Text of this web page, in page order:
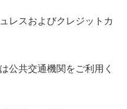
レスおよびクレジットカ
公共交通機関をご利用く